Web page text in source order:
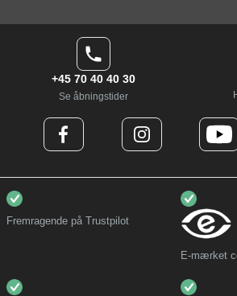
+45 70 40 40 30
Se åbningstider
Fremragende på Trustpilot
E-mærket